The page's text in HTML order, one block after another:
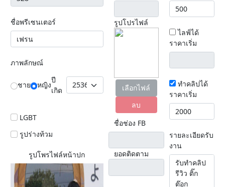
ชื่อพรีเซนเตอร์
ภาพลักษณ์
ชาย หญิง
ปี
เกิด
LGBT
รูปร่างท้วม
รูปโพรไฟล์หน้าปก
รูปโปรไฟล์
เลือกไฟล์
ลบ
ชื่อช่อง FB
ยอดติดตาม
ไลฟ์ได้
ราคาเริ่ม
ทำคลิปได้
ราคาเริ่ม
รายละเอียดรับ
งาน